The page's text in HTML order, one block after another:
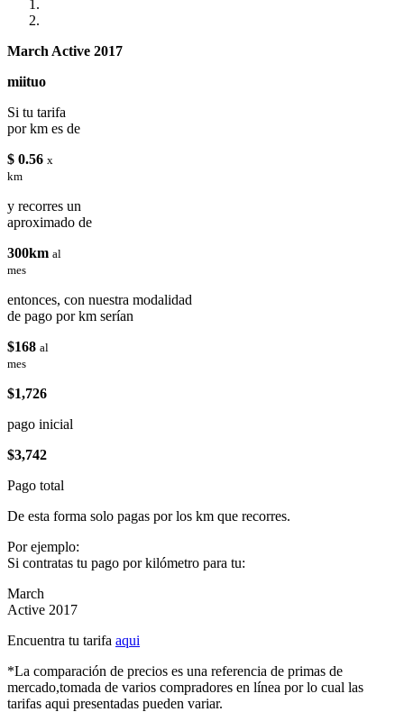
March Active 2017
miituo
Si tu tarifa
por km es de
$ 0.56 x
km
y recorres un
aproximado de
300km al
mes
entonces, con nuestra modalidad
de pago por km serían
$168 al
mes
$1,726
pago inicial
$3,742
Pago total
De esta forma solo pagas por los km que recorres.
Por ejemplo:
Si contratas tu pago por kilómetro para tu:
March
Active 2017
Encuentra tu tarifa aqui
*La comparación de precios es una referencia de primas de
mercado,tomada de varios compradores en línea por lo cual las
tarifas aqui presentadas pueden variar.